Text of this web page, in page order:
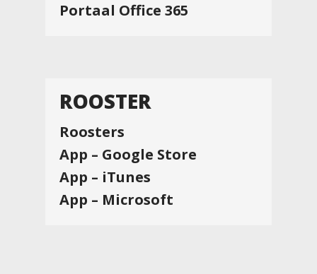
Portaal Office 365
ROOSTER
Roosters
App – Google Store
App – iTunes
App – Microsoft